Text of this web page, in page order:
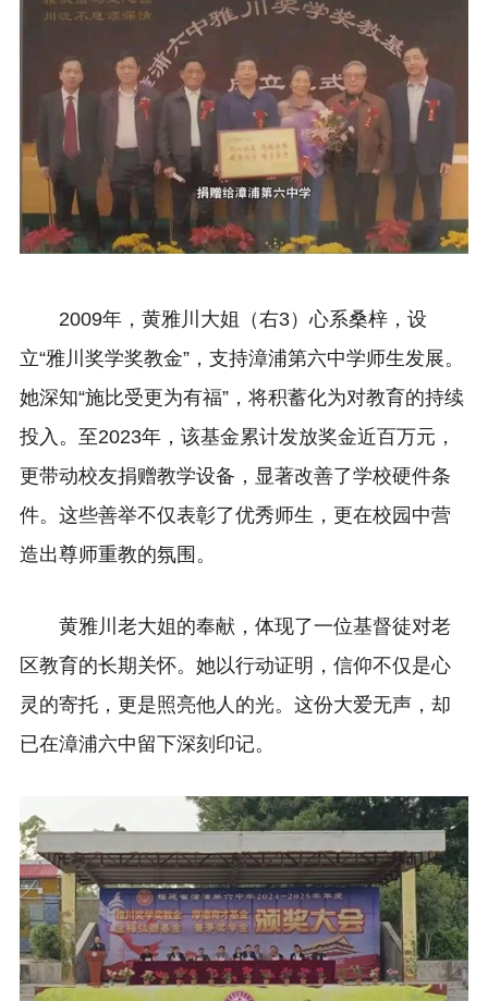
2009年，黄雅川大姐（右3）心系桑梓，设
立“雅川奖学奖教金”，支持漳浦第六中学师生发展。
她深知“‌施比受更为有福‌”，将积蓄化为对教育的持续
投入。至2023年，该基金累计发放奖金近百万元，
更带动校友捐赠教学设备，显著改善了学校硬件条
件。这些善举不仅表彰了优秀师生，更在校园中营
造出尊师重教的氛围。
黄雅川老大姐的奉献，体现了一位基督徒对老
区教育的长期关怀。她以行动证明，信仰不仅是心
灵的寄托，更是照亮他人的光。这份大爱无声，却
已在漳浦六中留下深刻印记。